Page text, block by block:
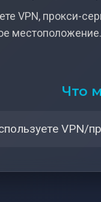
VPN, прокси-
местоположение.
Что
VPN/